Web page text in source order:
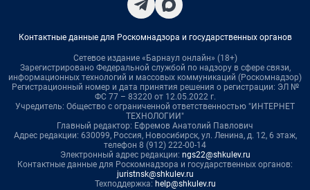
Контактные данные для Роскомнадзора и государственных органов
Сетевое издание «Барнаул онлайн» (18+)
Зарегистрировано Федеральной службой по надзору в сфере связи,
информационных технологий и массовых коммуникаций (Роскомнадзор)
Регистрационный номер и дата принятия решения о регистрации: ЭЛ №
ФС 77 – 83220 от 12.05.2022 г.
Учредитель: Общество с ограниченной ответственностью "ИНТЕРНЕТ
ТЕХНОЛОГИИ"
Главный редактор: Ефремов Анатолий Павлович
Адрес редакции: 630099, Россия, Новосибирск, ул. Ленина, д. 12, 6 этаж,
телефон 8 (912) 222-00-14
Электронный адрес редакции: ngs22@shkulev.ru
Контактные данные для Роскомнадзора и государственных органов:
juristnsk@shkulev.ru
Техподдержка: help@shkulev.ru